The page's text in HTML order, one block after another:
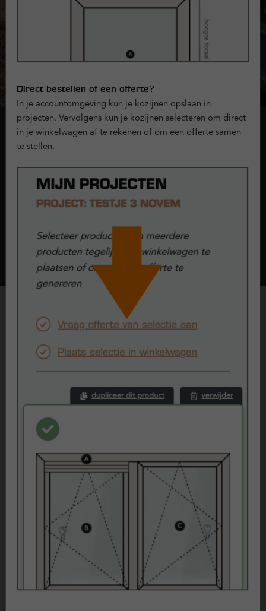
Direct bestellen of een offerte?
In je accountomgeving kun je kozijnen opslaan in
projecten. Vervolgens kun je kozijnen selecteren om direct
in je winkelwagen af te rekenen of om een offerte samen
te stellen.
Onderdorpel
Bij kozijnen en raamwerken noemen we de onderkant van het
kunststof kozijn dat aan de grond grenst 'de onderdorpel'. Bij
doorlopend kader of composiet.Lees meer
Beoordelingen
Klantenvertellen
Referenties
Projecten